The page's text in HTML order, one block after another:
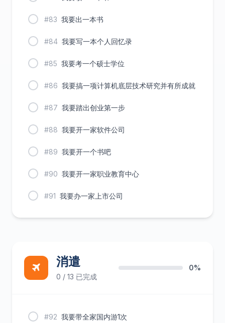
#83 我要出一本书
#84 我要写一本个人回忆录
#85 我要考一个硕士学位
#86 我要搞一项计算机底层技术研究并有所成就
#87 我要踏出创业第一步
#88 我要开一家软件公司
#89 我要开一个书吧
#90 我要开一家职业教育中心
#91 我要办一家上市公司
消遣
0 / 13 已完成
0%
#92 我要带全家国内游1次